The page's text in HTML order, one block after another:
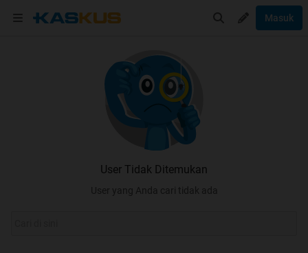
Masuk
User Tidak Ditemukan
User yang Anda cari tidak ada